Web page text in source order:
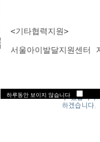
  <기타협력지원>
서울아이발달지원센터
하루동안 보이지 않습니다
방문 전 지
수 있습니다.
하겠습니다.